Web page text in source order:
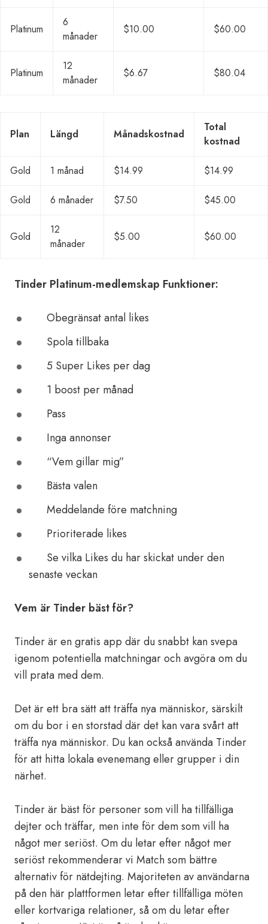
Platinum
6
månader
$10.00 $60.00
Platinum
12
månader
$6.67 $80.04
Plan Längd Månadskostnad
Total
kostnad
Gold 1 månad $14.99 $14.99
Gold 6 månader $7.50 $45.00
Gold
12
månader
$5.00 $60.00
Tinder Platinum-medlemskap Funktioner:
Obegränsat antal likes
Spola tillbaka
5 Super Likes per dag
1 boost per månad
Pass
Inga annonser
“Vem gillar mig”
Bästa valen
Meddelande före matchning
Prioriterade likes
Se vilka Likes du har skickat under den
senaste veckan
Vem är Tinder bäst för?
Tinder är en gratis app där du snabbt kan svepa
igenom potentiella matchningar och avgöra om du
vill prata med dem.
Det är ett bra sätt att träffa nya människor, särskilt
om du bor i en storstad där det kan vara svårt att
träffa nya människor. Du kan också använda Tinder
för att hitta lokala evenemang eller grupper i din
närhet.
Tinder är bäst för personer som vill ha tillfälliga
dejter och träffar, men inte för dem som vill ha
något mer seriöst. Om du letar efter något mer
seriöst rekommenderar vi Match som bättre
alternativ för nätdejting. Majoriteten av användarna
på den här plattformen letar efter tillfälliga möten
eller kortvariga relationer, så om du letar efter